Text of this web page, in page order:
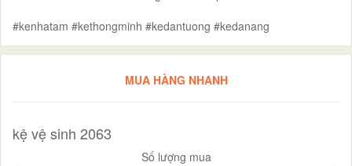
#kenhatam #kethongminh #kedantuong #kedanang
MUA HÀNG NHANH
kệ vệ sinh 2063
Số lượng mua